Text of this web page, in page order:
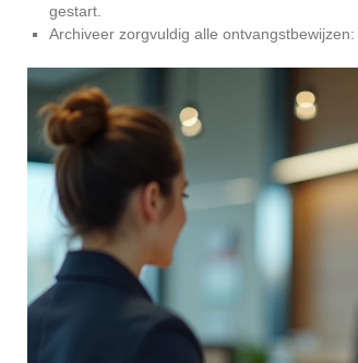
gestart.
Archiveer zorgvuldig alle